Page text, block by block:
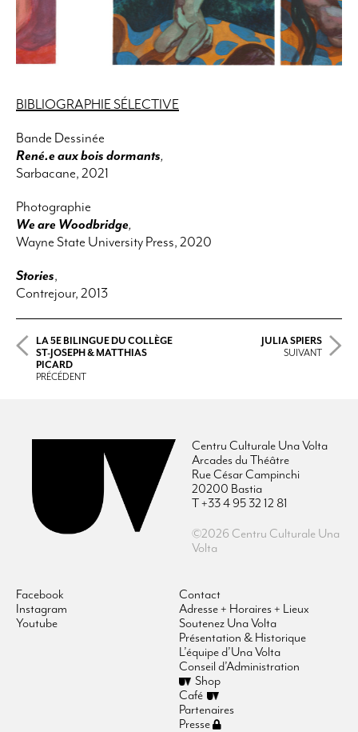
BIBLIOGRAPHIE SÉLECTIVE
Bande Dessinée
René.e aux bois dormants,
Sarbacane, 2021
Photographie
We are Woodbridge,
Wayne State University Press, 2020
Stories,
Contrejour, 2013
LA 5E BILINGUE DU COLLÈGE
ST-JOSEPH & MATTHIAS
PICARD
PRÉCÉDENT
JULIA SPIERS
SUIVANT
Centru Culturale Una Volta
Arcades du Théâtre
Rue César Campinchi
20200 Bastia
T +33 4 95 32 12 81
©2026 Centru Culturale Una
Volta
Facebook
Instagram
Youtube
Contact
Adresse + Horaires + Lieux
Soutenez Una Volta
Présentation & Historique
L’équipe d’Una Volta
Conseil d’Administration
Shop
Café
Partenaires
Presse